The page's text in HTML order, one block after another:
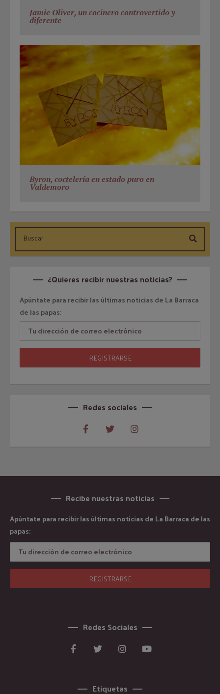
Jamie Oliver, un cocinero controvertido y
diferente
Byron, coctelería en estado puro en
Valdemoro
¿Quieres recibir nuestras noticias?
Apúntate para recibir las últimas noticias de La Barraca
de las papas:
Redes sociales
Recibe nuestras noticias
Apúntate para recibir las últimas noticias de La Barraca de las
papas:
Redes Sociales
Etiquetas